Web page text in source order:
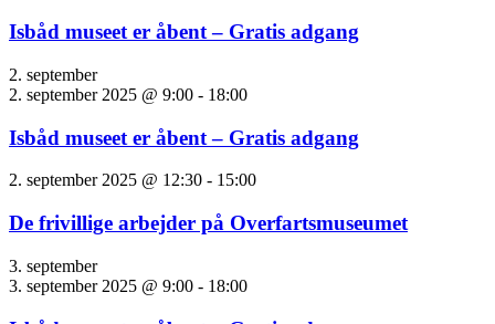
Isbåd museet er åbent – Gratis adgang
2. september
2. september 2025 @ 9:00 - 18:00
Isbåd museet er åbent – Gratis adgang
2. september 2025 @ 12:30 - 15:00
De frivillige arbejder på Overfartsmuseumet
3. september
3. september 2025 @ 9:00 - 18:00